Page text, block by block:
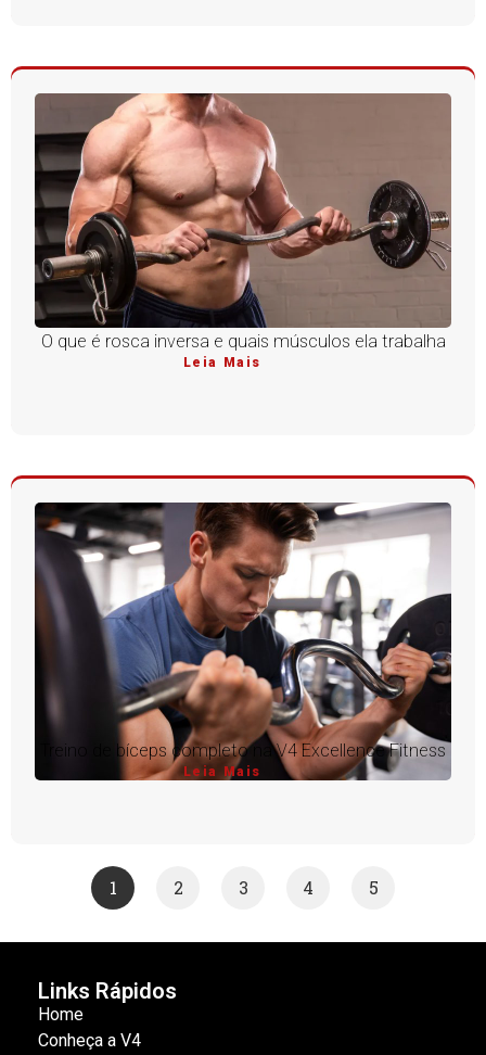
O que é rosca inversa e quais músculos ela trabalha
Leia Mais
Treino de bíceps completo na V4 Excellence Fitness
Leia Mais
1 2 3 4 5
Links Rápidos
Home
Conheça a V4